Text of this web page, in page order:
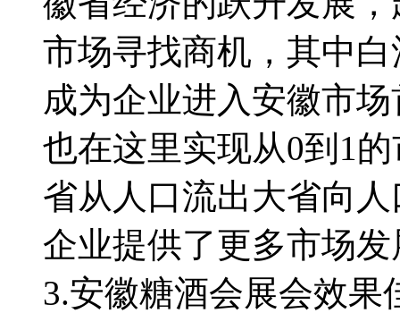
市场寻找商机，其中
成为企业进入安徽市
也在这里实现从0到1
省从人口流出大省向
企业提供了更多市场
3.安徽糖酒会展会效果